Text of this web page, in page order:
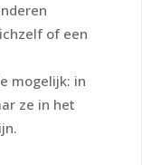
of een
mogelijk: in
ze in het